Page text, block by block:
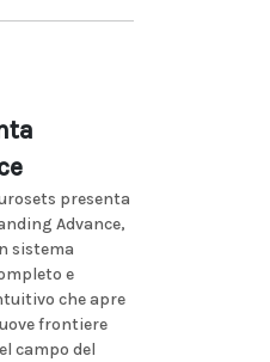
presenta
Advance,
sistema
e
che apre
frontiere
campo del